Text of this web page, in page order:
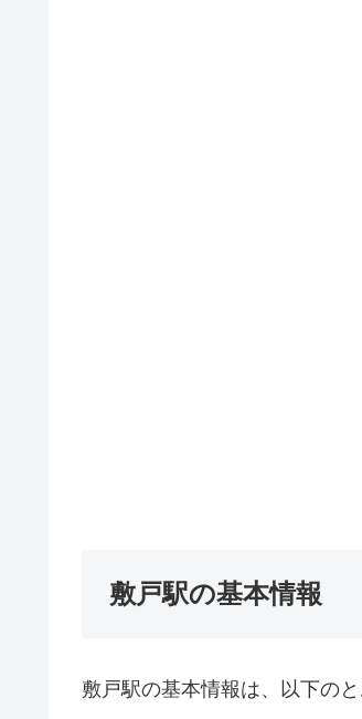
敷戸駅の基本情報
敷戸駅の基本情報は、以下のと